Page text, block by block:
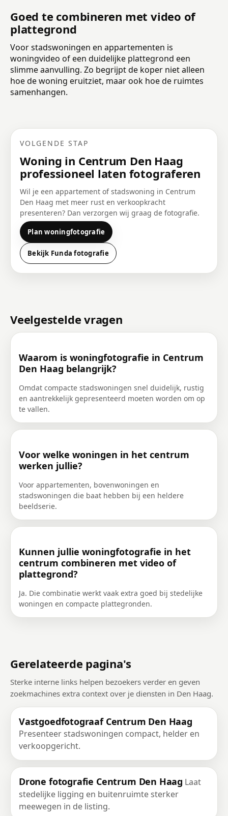
Goed te combineren met video of
plattegrond
Voor stadswoningen en appartementen is
woningvideo of een duidelijke plattegrond een
slimme aanvulling. Zo begrijpt de koper niet alleen
hoe de woning eruitziet, maar ook hoe de ruimtes
samenhangen.
VOLGENDE STAP
Woning in Centrum Den Haag
professioneel laten fotograferen
Wil je een appartement of stadswoning in Centrum
Den Haag met meer rust en verkoopkracht
presenteren? Dan verzorgen wij graag de fotografie.
Plan woningfotografie
Bekijk Funda fotografie
Veelgestelde vragen
Waarom is woningfotografie in Centrum
Den Haag belangrijk?
Omdat compacte stadswoningen snel duidelijk, rustig
en aantrekkelijk gepresenteerd moeten worden om op
te vallen.
Voor welke woningen in het centrum
werken jullie?
Voor appartementen, bovenwoningen en
stadswoningen die baat hebben bij een heldere
beeldserie.
Kunnen jullie woningfotografie in het
centrum combineren met video of
plattegrond?
Ja. Die combinatie werkt vaak extra goed bij stedelijke
woningen en compacte plattegronden.
Gerelateerde pagina's
Sterke interne links helpen bezoekers verder en geven
zoekmachines extra context over je diensten in Den Haag.
Vastgoedfotograaf Centrum Den Haag
Presenteer stadswoningen compact, helder en
verkoopgericht.
Drone fotografie Centrum Den Haag Laat
stedelijke ligging en buitenruimte sterker
meewegen in de listing.